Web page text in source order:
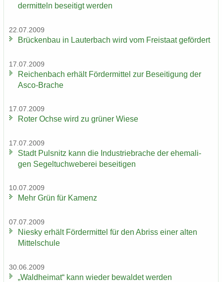
der­mit­teln be­sei­tigt wer­den
22.07.2009
Brü­cken­bau in Lau­ter­bach wird vom Frei­staat ge­för­dert
17.07.2009
Rei­chen­bach er­hält För­der­mit­tel zur Be­sei­ti­gung der
Asco-​Brache
17.07.2009
Roter Ochse wird zu grü­ner Wiese
17.07.2009
Stadt Puls­nitz kann die In­dus­trie­bra­che der ehe­ma­li­
gen Se­gel­tuch­we­be­rei be­sei­ti­gen
10.07.2009
Mehr Grün für Ka­menz
07.07.2009
Nies­ky er­hält För­der­mit­tel für den Ab­riss einer alten
Mit­tel­schu­le
30.06.2009
„Wald­hei­mat“ kann wie­der be­wal­det wer­den